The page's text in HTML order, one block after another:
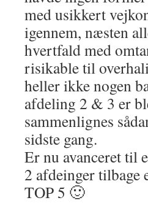
med usikkert
igennem, næsten
hvertfald med
risikable til
heller ikke nogen
afdeling 2 & 3 er
sammenlignes
sidste gang.
Er nu avanceret til
2 afdeinger tilbage
TOP 5 🙂